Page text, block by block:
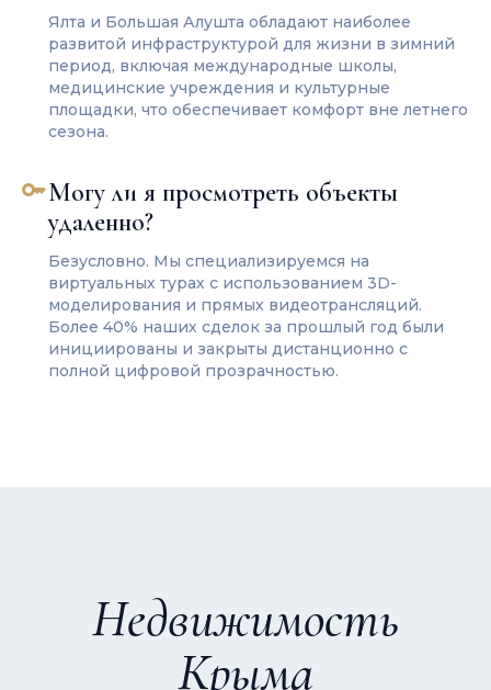
Ялта и Большая Алушта обладают наиболее
развитой инфраструктурой для жизни в зимний
период, включая международные школы,
медицинские учреждения и культурные
площадки, что обеспечивает комфорт вне летнего
сезона.
Могу ли я просмотреть объекты
удаленно?
Безусловно. Мы специализируемся на
виртуальных турах с использованием 3D-
моделирования и прямых видеотрансляций.
Более 40% наших сделок за прошлый год были
инициированы и закрыты дистанционно с
полной цифровой прозрачностью.
Недвижимость
Крыма